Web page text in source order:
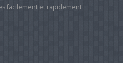
facilement et rapidement